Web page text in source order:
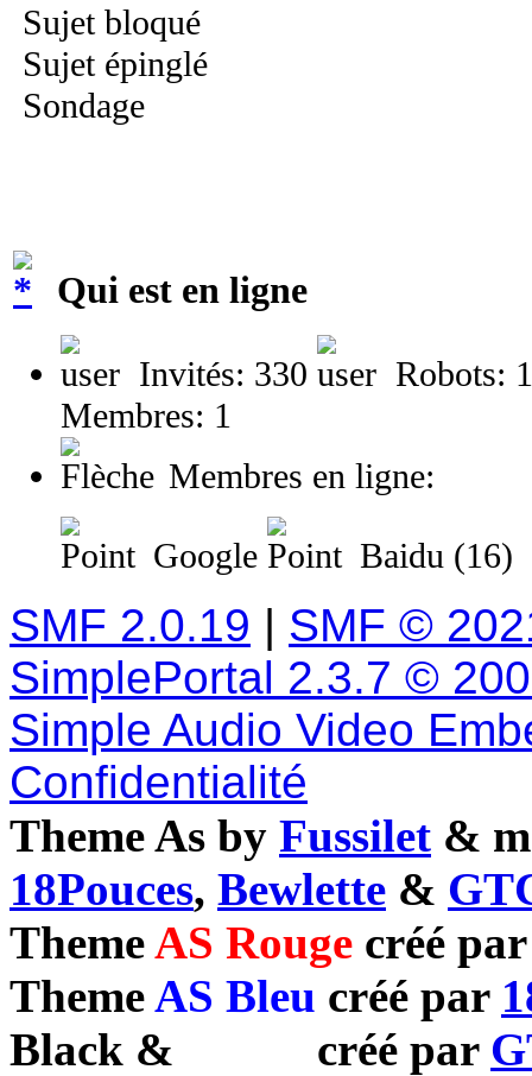
Sujet bloqué
Sujet épinglé
Sondage
Qui est en ligne
Invités: 330
Robots:
Membres: 1
Membres en ligne:
Google
Baidu (16)
SMF 2.0.19 | SMF ©
SimplePortal 2.3.7 ©
Simple Audio Video
Confidentialité
Theme As by Fussilet &
18Pouces, Bewlette &
Theme AS Rouge créé
Theme AS Bleu créé par
Black & créé par